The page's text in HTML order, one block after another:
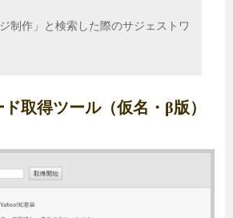
制作」と検索した際のサジェストワ
取得ツール（仮名・β版）